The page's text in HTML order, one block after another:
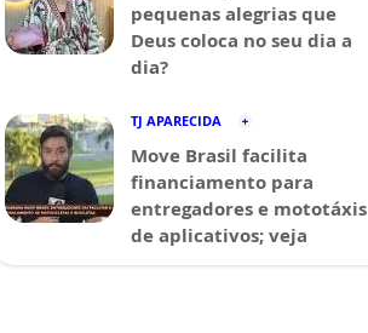
pequenas alegrias que
Deus coloca no seu dia a
dia?
TJ APARECIDA
Move Brasil facilita
financiamento para
entregadores e mototáxis
de aplicativos; veja